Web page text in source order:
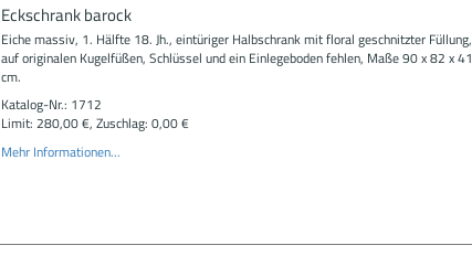
Eckschrank barock
Eiche massiv, 1. Hälfte 18. Jh., eintüriger Halbschrank mit floral geschnitzter Füllung,
auf originalen Kugelfüßen, Schlüssel und ein Einlegeboden fehlen, Maße 90 x 82 x 41
cm.
Katalog-Nr.: 1712
Limit: 280,00 €, Zuschlag: 0,00 €
Mehr Informationen...